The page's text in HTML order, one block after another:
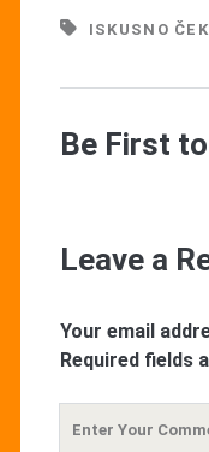
ISKUSNO
Be First
Leave a
Your email
Required fields